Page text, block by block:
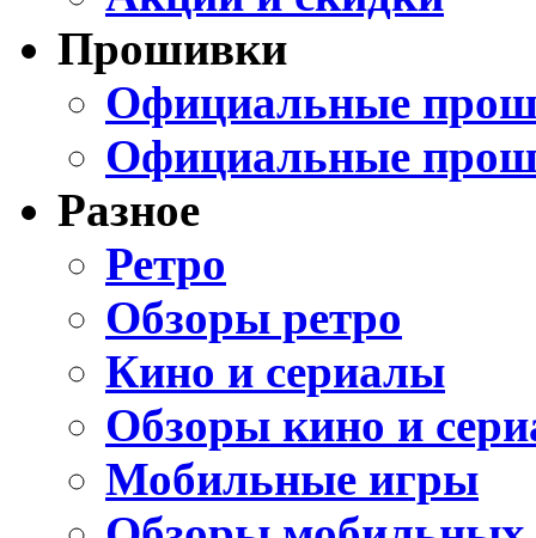
Прошивки
Официальные
Официальные
Разное
Ретро
Обзоры ретро
Кино и сериалы
Обзоры кино и
Мобильные игры